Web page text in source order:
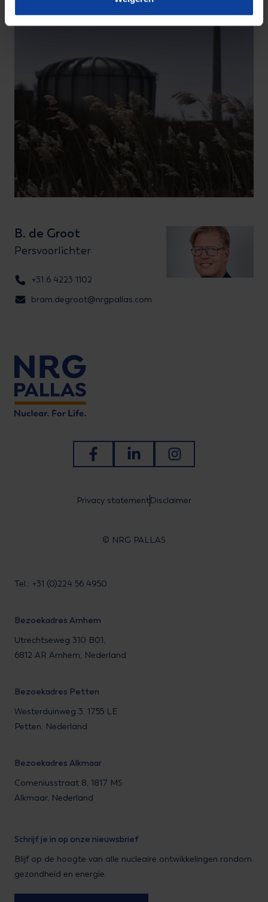
B. de Groot
Persvoorlichter
+31 6 4223 1102
bram.degroot@nrgpallas.com
Ga naar Facebook
Ga naar LinkedInGa naar Instagram
Privacy statementDisclaimer
© NRG PALLAS
Tel.: +31 (0)224 56 4950
Bezoekadres Arnhem
Utrechtseweg 310 B01,
6812 AR Arnhem, Nederland
Bezoekadres Petten
Westerduinweg 3, 1755 LE
Petten, Nederland
Bezoekadres Alkmaar
Comeniusstraat 8, 1817 MS
Alkmaar, Nederland
Schrijf je in op onze nieuwsbrief
Blijf op de hoogte van alle nucleaire ontwikkelingen rondom
gezondheid en energie.